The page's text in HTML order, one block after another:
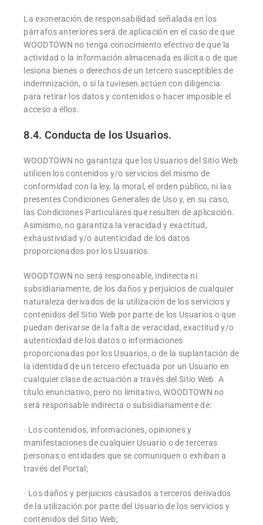
La exoneración de responsabilidad señalada en los
párrafos anteriores será de aplicación en el caso de que
WOODTOWN no tenga conocimiento efectivo de que la
actividad o la información almacenada es ilícita o de que
lesiona bienes o derechos de un tercero susceptibles de
indemnización, o si la tuviesen actúen con diligencia
para retirar los datos y contenidos o hacer imposible el
acceso a ellos.
8.4. Conducta de los Usuarios.
WOODTOWN no garantiza que los Usuarios del Sitio Web
utilicen los contenidos y/o servicios del mismo de
conformidad con la ley, la moral, el orden público, ni las
presentes Condiciones Generales de Uso y, en su caso,
las Condiciones Particulares que resulten de aplicación.
Asimismo, no garantiza la veracidad y exactitud,
exhaustividad y/o autenticidad de los datos
proporcionados por los Usuarios.
WOODTOWN no será responsable, indirecta ni
subsidiariamente, de los daños y perjuicios de cualquier
naturaleza derivados de la utilización de los servicios y
contenidos del Sitio Web por parte de los Usuarios o que
puedan derivarse de la falta de veracidad, exactitud y/o
autenticidad de los datos o informaciones
proporcionadas por los Usuarios, o de la suplantación de
la identidad de un tercero efectuada por un Usuario en
cualquier clase de actuación a través del Sitio Web. A
título enunciativo, pero no limitativo, WOODTOWN no
será responsable indirecta o subsidiariamente de:
· Los contenidos, informaciones, opiniones y
manifestaciones de cualquier Usuario o de terceras
personas o entidades que se comuniquen o exhiban a
través del Portal;
· Los daños y perjuicios causados a terceros derivados
de la utilización por parte del Usuario de los servicios y
contenidos del Sitio Web;